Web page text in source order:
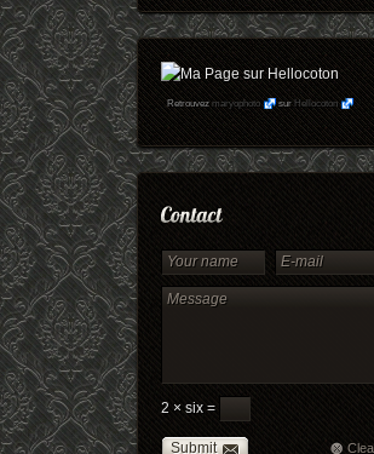
Retrouvezmaryophoto surHellocoton
2 × six =
Submit